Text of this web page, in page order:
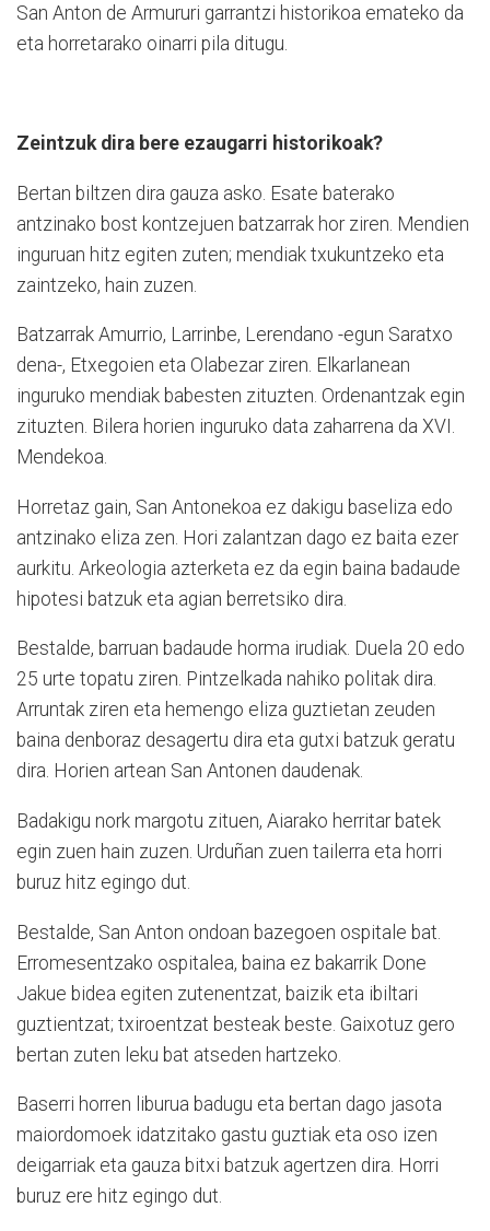
San Anton de Armururi garrantzi historikoa emateko da
eta horretarako oinarri pila ditugu.
Zeintzuk dira bere ezaugarri historikoak?
Bertan biltzen dira gauza asko. Esate baterako
antzinako bost kontzejuen batzarrak hor ziren. Mendien
inguruan hitz egiten zuten; mendiak txukuntzeko eta
zaintzeko, hain zuzen.
Batzarrak Amurrio, Larrinbe, Lerendano -egun Saratxo
dena-, Etxegoien eta Olabezar ziren. Elkarlanean
inguruko mendiak babesten zituzten. Ordenantzak egin
zituzten. Bilera horien inguruko data zaharrena da XVI.
Mendekoa.
Horretaz gain, San Antonekoa ez dakigu baseliza edo
antzinako eliza zen. Hori zalantzan dago ez baita ezer
aurkitu. Arkeologia azterketa ez da egin baina badaude
hipotesi batzuk eta agian berretsiko dira.
Bestalde, barruan badaude horma irudiak. Duela 20 edo
25 urte topatu ziren. Pintzelkada nahiko politak dira.
Arruntak ziren eta hemengo eliza guztietan zeuden
baina denboraz desagertu dira eta gutxi batzuk geratu
dira. Horien artean San Antonen daudenak.
Badakigu nork margotu zituen, Aiarako herritar batek
egin zuen hain zuzen. Urduñan zuen tailerra eta horri
buruz hitz egingo dut.
Bestalde, San Anton ondoan bazegoen ospitale bat.
Erromesentzako ospitalea, baina ez bakarrik Done
Jakue bidea egiten zutenentzat, baizik eta ibiltari
guztientzat; txiroentzat besteak beste. Gaixotuz gero
bertan zuten leku bat atseden hartzeko.
Baserri horren liburua badugu eta bertan dago jasota
maiordomoek idatzitako gastu guztiak eta oso izen
deigarriak eta gauza bitxi batzuk agertzen dira. Horri
buruz ere hitz egingo dut.